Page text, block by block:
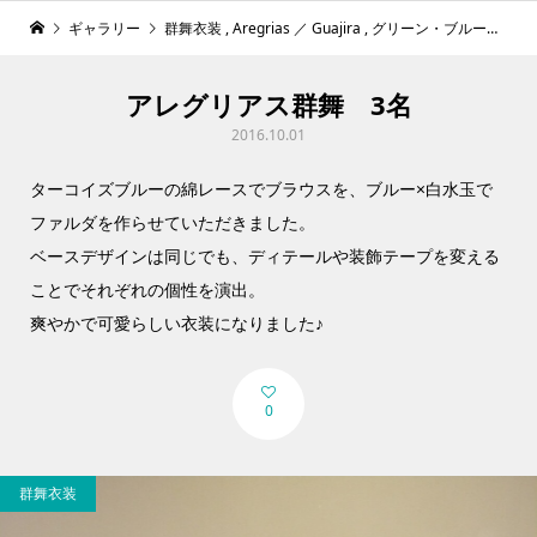
ギャラリー 群舞衣装 ,Aregrias ／ Guajira , グリーン・ブルー系
アレグリアス群舞 3名
2016.10.01
ターコイズブルーの綿レースでブラウスを、ブルー×白水玉で
ファルダを作らせていただきました。
ベースデザインは同じでも、ディテールや装飾テープを変える
ことでそれぞれの個性を演出。
爽やかで可愛らしい衣装になりました♪
0
群舞衣装